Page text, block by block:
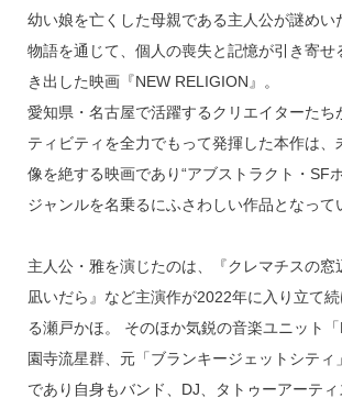
k
幼い娘を亡くした母親である主人公が謎めい
物語を通じて、個人の喪失と記憶が引き寄せ
き出した映画『NEW RELIGION』。
愛知県・名古屋で活躍するクリエイターたち
ティビティを全力でもって発揮した本作は、
像を絶する映画であり“アブストラクト・SF
ジャンルを名乗るにふさわしい作品となって
主人公・雅を演じたのは、『クレマチスの窓
凪いだら』など主演作が2022年に入り立て
る瀬戸かほ。 そのほか気鋭の音楽ユニット
園寺流星群、元「ブランキージェットシティ
であり自身もバンド、DJ、タトゥーアーテ